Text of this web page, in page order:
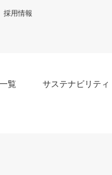
採用情報
覧 サステナビリティ